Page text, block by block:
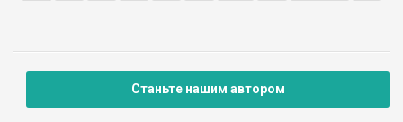
Станьте нашим автором